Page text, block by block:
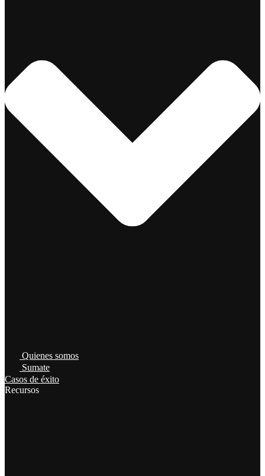
Quienes somos
Sumate
Casos de éxito
Recursos